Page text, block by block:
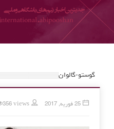
گوستو-گالوان
25 فوریه, 2017 356 views